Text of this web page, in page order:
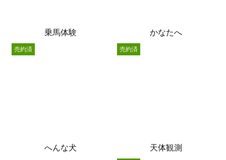
乗馬体験 かなたへ
へんな犬
売約済
天体観測
売約済